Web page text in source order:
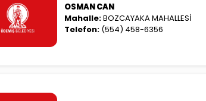
OSMAN CAN
Mahalle:BOZCAYAKA MAHALLESİ
Telefon: (554) 458-6356